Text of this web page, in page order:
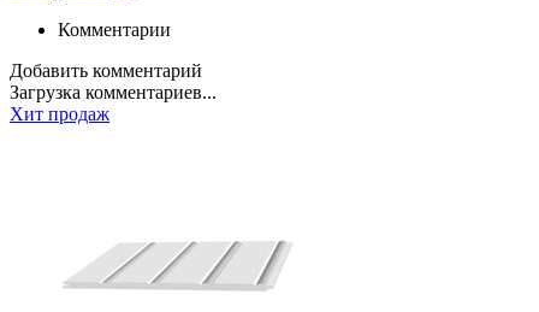
Комментарии
Добавить комментарий
Загрузка комментариев...
Хит продаж